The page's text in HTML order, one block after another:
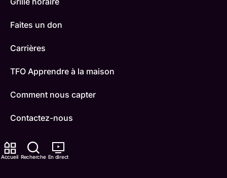
Accueil Recherche En direct
Faites un don
Carrières
TFO Apprendre à la maison
Comment nous capter
Contactez-nous
ONFR